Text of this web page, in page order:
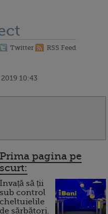
Twitter RSS Feed
10:43
Prima pagina pe
scurt:
Invață să ții
sub control
cheltuielile
de sărbători.